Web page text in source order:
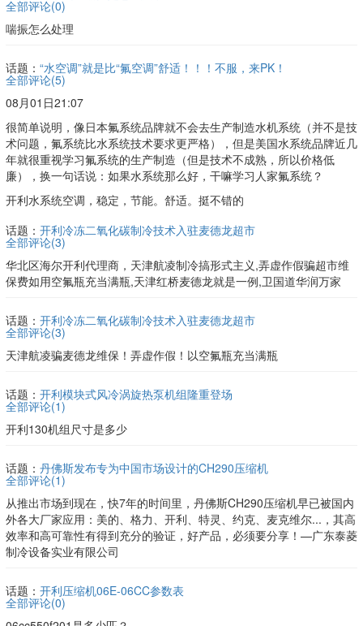
全部评论(0)
喘振怎么处理
话题： “水空调”就是比“氟空调”舒适！！！不服，来PK！
全部评论(5)
08月01日21:07
很简单说明，像日本氟系统品牌就不会去生产制造水机系统（并不是技
术问题，氟系统比水系统技术要求更严格），但是美国水系统品牌近几
年就很重视学习氟系统的生产制造（但是技术不成熟，所以价格低
廉），换一句话说：如果水系统那么好，干嘛学习人家氟系统？
开利水系统空调，稳定，节能。舒适。挺不错的
话题： 开利冷冻二氧化碳制冷技术入驻麦德龙超市
全部评论(3)
华北区海尔开利代理商，天津航凌制冷搞形式主义,弄虚作假骗超市维
保费如用空氟瓶充当满瓶,天津红桥麦德龙就是一例,卫国道华润万家
话题： 开利冷冻二氧化碳制冷技术入驻麦德龙超市
全部评论(3)
天津航凌骗麦德龙维保！弄虚作假！以空氟瓶充当满瓶
话题： 开利模块式风冷涡旋热泵机组隆重登场
全部评论(1)
开利130机组尺寸是多少
话题： 丹佛斯发布专为中国市场设计的CH290压缩机
全部评论(1)
从推出市场到现在，快7年的时间里，丹佛斯CH290压缩机早已被国内
外各大厂家应用：美的、格力、开利、特灵、约克、麦克维尔...，其高
效率和高可靠性有得到充分的验证，好产品，必须要分享！—广东泰菱
制冷设备实业有限公司
话题： 开利压缩机06E-06CC参数表
全部评论(0)